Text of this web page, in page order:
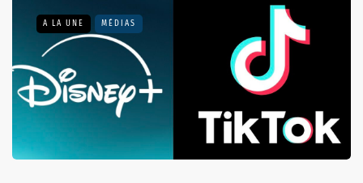
A LA UNE MÉDIAS